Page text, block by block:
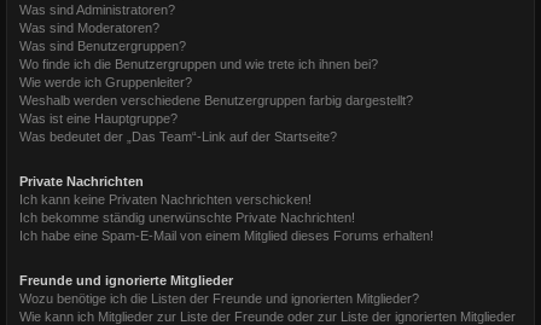
Was sind Administratoren?
Was sind Moderatoren?
Was sind Benutzergruppen?
Wo finde ich die Benutzergruppen und wie trete ich ihnen bei?
Wie werde ich Gruppenleiter?
Weshalb werden verschiedene Benutzergruppen farbig dargestellt?
Was ist eine Hauptgruppe?
Was bedeutet der „Das Team“-Link auf der Startseite?
Private Nachrichten
Ich kann keine Privaten Nachrichten verschicken!
Ich bekomme ständig unerwünschte Private Nachrichten!
Ich habe eine Spam-E-Mail von einem Mitglied dieses Forums erhalten!
Freunde und ignorierte Mitglieder
Wozu benötige ich die Listen der Freunde und ignorierten Mitglieder?
Wie kann ich Mitglieder zur Liste der Freunde oder zur Liste der ignorierten Mitglieder